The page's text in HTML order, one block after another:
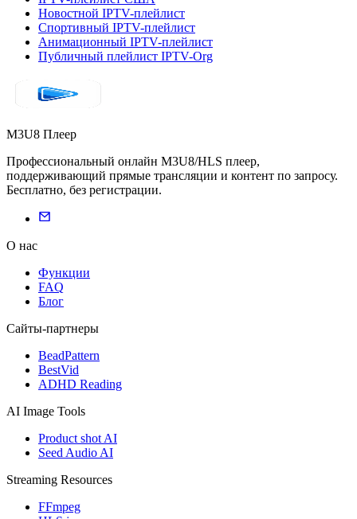
Новостной IPTV-плейлист
Спортивный IPTV-плейлист
Анимационный IPTV-плейлист
Публичный плейлист IPTV-Org
M3U8 Плеер
Профессиональный онлайн M3U8/HLS плеер,
поддерживающий прямые трансляции и контент по запросу.
Бесплатно, без регистрации.
О нас
Функции
FAQ
Блог
Сайты-партнеры
BeadPattern
BestVid
ADHD Reading
AI Image Tools
Product shot AI
Seed Audio AI
Streaming Resources
FFmpeg